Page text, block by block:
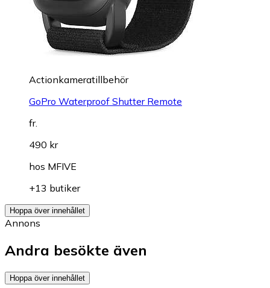
Actionkameratillbehör
GoPro Waterproof Shutter Remote
fr.
490 kr
hos MFIVE
+13 butiker
Hoppa över innehållet
Annons
Andra besökte även
Hoppa över innehållet